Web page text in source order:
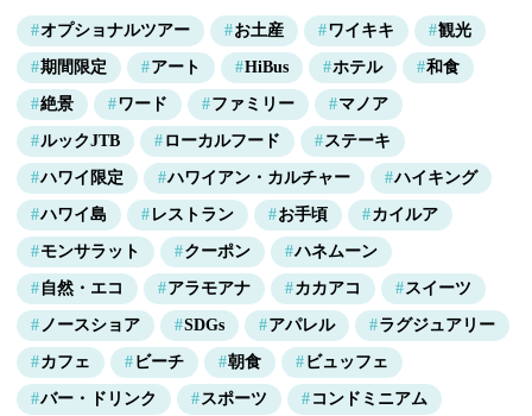
オプショナルツアー お土産 ワイキキ 観光
期間限定 アート HiBus ホテル 和食
絶景 ワード ファミリー マノア
ルックJTB ローカルフード ステーキ
ハワイ限定 ハワイアン・カルチャー ハイキング
ハワイ島 レストラン お手頃 カイルア
モンサラット クーポン ハネムーン
自然・エコ アラモアナ カカアコ スイーツ
ノースショア SDGs アパレル ラグジュアリー
カフェ ビーチ 朝食 ビュッフェ
バー・ドリンク スポーツ コンドミニアム